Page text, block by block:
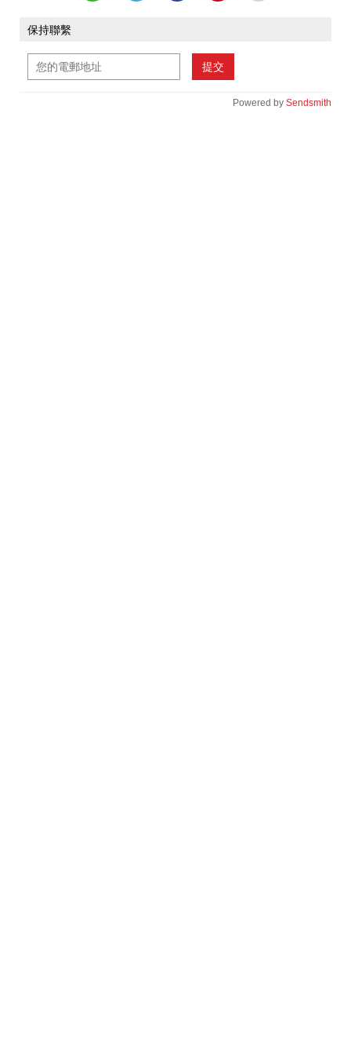
保持聯繫
提交
Powered by Sendsmith